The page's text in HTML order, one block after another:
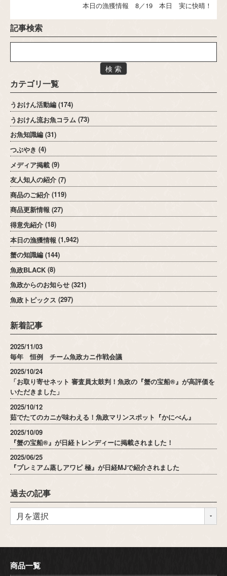
本日の漁獲情報 8／19 本日 実に快晴！
記事検索
検 索
カテゴリ一覧
うおけん活動編 (174)
うおけん流お魚コラム (73)
お魚知識編 (31)
つぶやき (4)
メディア掲載 (9)
友人知人の紹介 (7)
商品のご紹介 (119)
商品更新情報 (27)
得意先紹介 (18)
本日の漁獲情報 (1,942)
蟹の知識編 (144)
魚政BLACK (8)
魚政からのお知らせ (321)
魚政トピックス (297)
新着記事
2025/11/03
毎年 恒例 チーム魚政カニ作戦会議
2025/10/24
「お取り寄せネット 審査員太鼓判！魚政の『蟹の宝船®』が高評価を
いただきました」
2025/10/12
茹でたてのカニが味わえる！魚政マリンスポット『かにべん』
2025/10/09
『蟹の宝船®』が日経トレンディーに掲載されました！
2025/06/25
『プレミアム蒸しアワビ 極』が日経MJで紹介されました
過去の記事
商品一覧